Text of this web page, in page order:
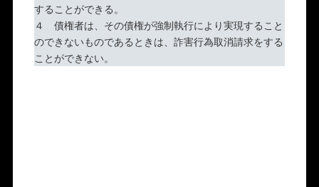
することができる。
４ 債権者は、その債権が強制執行により実現すること
のできないものであるときは、詐害行為取消請求をする
ことができない。